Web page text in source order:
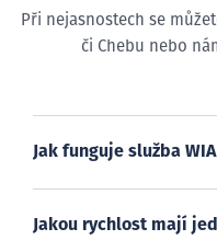
Při nejasnostech se
či Chebu nebo
Jak funguje služba
Jakou rychlost mají